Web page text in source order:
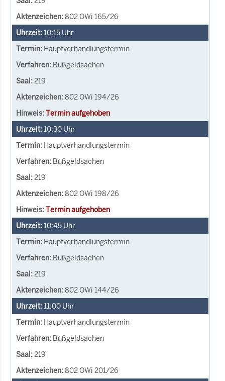
802 OWi 165/26
10:15 Uhr
Hauptverhandlungstermin
Bußgeldsachen
219
802 OWi 194/26
Termin aufgehoben
10:30 Uhr
Hauptverhandlungstermin
Bußgeldsachen
219
802 OWi 198/26
Termin aufgehoben
10:45 Uhr
Hauptverhandlungstermin
Bußgeldsachen
219
802 OWi 144/26
11:00 Uhr
Hauptverhandlungstermin
Bußgeldsachen
219
802 OWi 201/26